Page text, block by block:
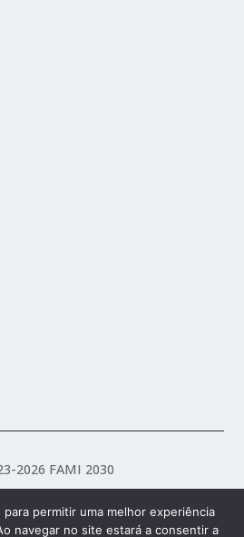
2026 FAMI 2030
permitir uma melhor experiência
navegar no site estará a consentir a